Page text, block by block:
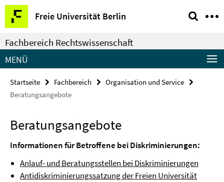
Springe
direkt
zu
Inhalt
Freie Universität Berlin
Service-
Navigation
Fachbereich Rechtswissenschaft
MENÜ
Startseite Fachbereich
Organisation und Service
Beratungsangebote
Beratungsangebote
Informationen für Betroffene bei Diskriminierungen:
Anlauf- und Beratungsstellen bei Diskriminierungen
Antidiskriminierungssatzung der Freien Universität